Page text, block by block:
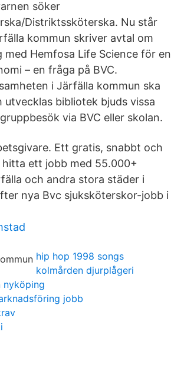
söker
Distriktssköterska. Nu står
kommun skriver avtal om
med Hemfosa Life Science för en
– en fråga på BVC.
i Järfälla kommun ska
utvecklas bibliotek bjuds vissa
via BVC eller skolan.
Ett gratis, snabbt och
ett jobb med 55.000+
och andra stora städer i
nya Bvc sjuksköterskor-jobb i
hip hop 1998 songs
kolmården djurplågeri
nyköping
jobb